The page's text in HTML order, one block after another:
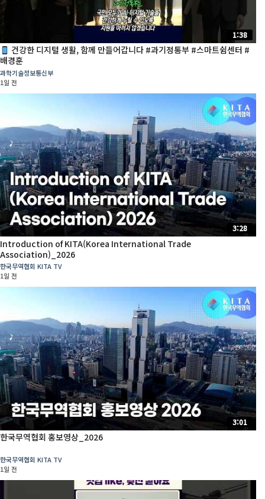
1:38
건강한 디지털 생활, 함께 만들어갑니다 #과기정통부 #스마트쉼센터 #
배경훈
과학기술정보통신부
1일 전
3:28
Introduction of KITA(Korea International Trade
Association)_2026
한국무역협회 KITA TV
1일 전
3:01
한국무역협회 홍보영상_2026
한국무역협회 KITA TV
1일 전